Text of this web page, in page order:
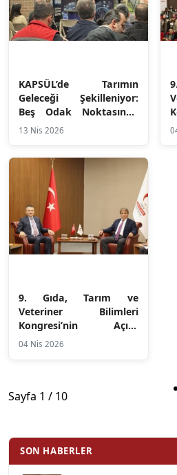
KAPSÜL’de Tarımın
Geleceği Şekilleniyor:
Beş Odak Noktasında
Büyük Tarım Çalıştayı
13 Nis 2026
9. Gıda, Tarım ve
Veteriner Bilimleri
Kongresi’nin Açılış
Konuşması Önceki
Gerçekleşti
04 Nis 2026
Sayfa 1 / 10
SON HABERLER